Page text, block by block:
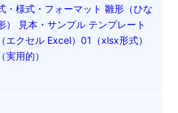
・様式・フォーマット 雛形（ひな
） 見本・サンプル テンプレート
（エクセル Excel）01（xlsx形式）
（実用的）